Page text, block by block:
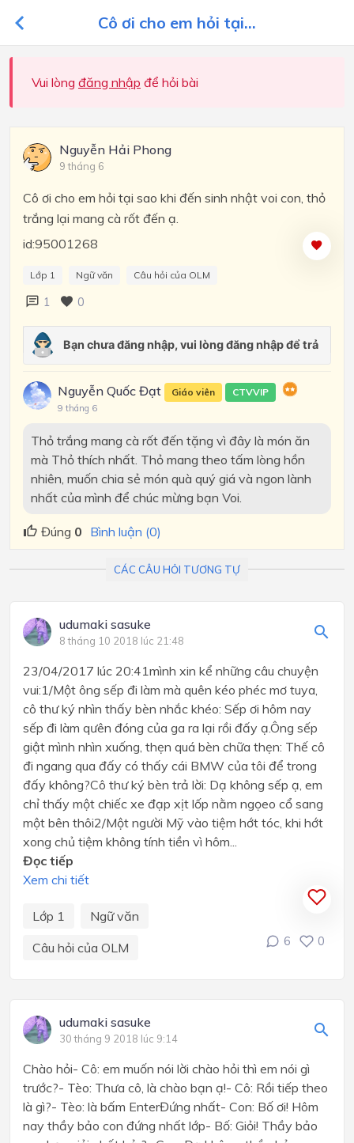
Cô ơi cho em hỏi tại...
Vui lòng đăng nhập để hỏi bài
Nguyễn Hải Phong
9 tháng 6
Cô ơi cho em hỏi tại sao khi đến sinh nhật voi con, thỏ
trắng lại mang cà rốt đến ạ.
id:95001268
Lớp 1 Ngữ văn Câu hỏi của OLM
1 0
Nguyễn Quốc Đạt Giáo viên CTVVIP
9 tháng 6
Thỏ trắng mang cà rốt đến tặng vì đây là món ăn
mà Thỏ thích nhất. Thỏ mang theo tấm lòng hồn
nhiên, muốn chia sẻ món quà quý giá và ngon lành
nhất của mình để chúc mừng bạn Voi.
Đúng 0 Bình luận (0)
CÁC CÂU HỎI TƯƠNG TỰ
udumaki sasuke
8 tháng 10 2018 lúc 21:48
23/04/2017 lúc 20:41mình xin kể những câu chuyện
vui:1/Một ông sếp đi làm mà quên kéo phéc mơ tuya,
cô thư ký nhìn thấy bèn nhắc khéo: Sếp ơi hôm nay
sếp đi làm qưên đóng của ga ra lại rồi đấy ạ.Ông sếp
giật mình nhìn xuống, thẹn quá bèn chữa thẹn: Thế cô
đi ngang qua đấy có thấy cái BMW của tôi để trong
đấy không?Cô thư ký bèn trả lời: Dạ không sếp ạ, em
chỉ thấy một chiếc xe đạp xịt lốp nằm ngọeo cổ sang
một bên thôi2/Một người Mỹ vào tiệm hớt tóc, khi hớt
xong chủ tiệm không tính tiền vì hôm...
Đọc tiếp
Xem chi tiết
Lớp 1
Ngữ văn
Câu hỏi của OLM
6 0
udumaki sasuke
30 tháng 9 2018 lúc 9:14
Chào hỏi- Cô: em muốn nói lời chào hỏi thì em nói gì
trước?- Tèo: Thưa cô, là chào bạn ạ!- Cô: Rồi tiếp theo
là gì?- Tèo: là bấm EnterĐứng nhất- Con: Bố ơi! Hôm
nay thầy bảo con đứng nhất lớp- Bố: Giỏi! Thầy bảo